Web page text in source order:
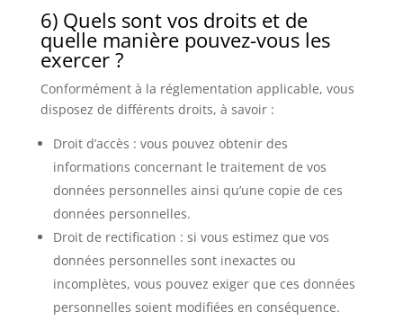
6) Quels sont vos droits et de
quelle manière pouvez-vous les
exercer ?
Conformément à la réglementation applicable, vous
disposez de différents droits, à savoir :
Droit d’accès : vous pouvez obtenir des
informations concernant le traitement de vos
données personnelles ainsi qu’une copie de ces
données personnelles.
Droit de rectification : si vous estimez que vos
données personnelles sont inexactes ou
incomplètes, vous pouvez exiger que ces données
personnelles soient modifiées en conséquence.